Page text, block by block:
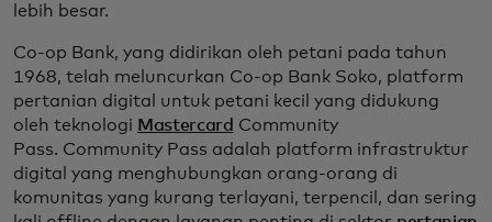
lebih besar.
Co-op Bank, yang didirikan oleh petani pada tahun
1968, telah meluncurkan Co-op Bank Soko, platform
pertanian digital untuk petani kecil yang didukung
oleh teknologi Mastercard Community
Pass. Community Pass adalah platform infrastruktur
digital yang menghubungkan orang-orang di
komunitas yang kurang terlayani, terpencil, dan sering